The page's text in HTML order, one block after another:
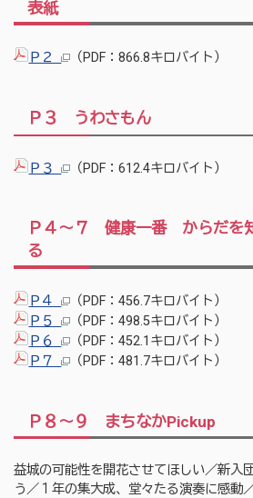
表紙
Ｐ２ （PDF：866.8キロバイト）
Ｐ３ うわさもん
Ｐ３ （PDF：612.4キロバイト）
Ｐ４～７ 健康一番 からだを
る
Ｐ４
（PDF：456.7キロバイト）
Ｐ５
（PDF：498.5キロバイト）
Ｐ６
（PDF：452.1キロバイト）
Ｐ７
（PDF：481.7キロバイト）
Ｐ８～９ まちなかPickup
益城の可能性を開花させてほしい／新入
う／１年の集大成、堂々たる演奏に感動